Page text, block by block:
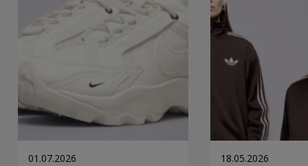
01.07.2026 18.05.2026